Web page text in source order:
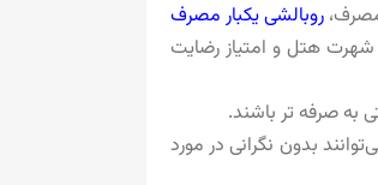
روبالشی یکبار مصرف
شهرت هتل و امتیاز رضایت
به صرفه تر باشند.
بدون نگرانی در مورد